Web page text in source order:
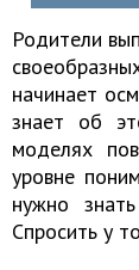
Родители
начинает
знает об
моделях
уровне
нужно
Спросить у